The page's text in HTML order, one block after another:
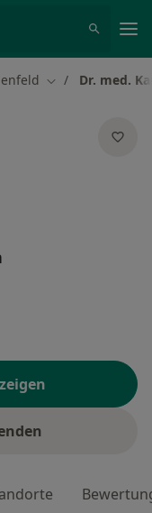
Stadt ändern
Dr. med.